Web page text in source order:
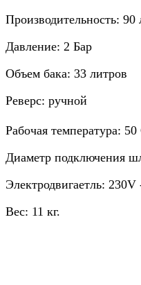
Производительность:
Давление: 2 Бар
Объем бака: 33 литров
Реверс: ручной
Рабочая температура: 50
Диаметр подключения
Электродвигаетль: 230V
Вес: 11 кг.